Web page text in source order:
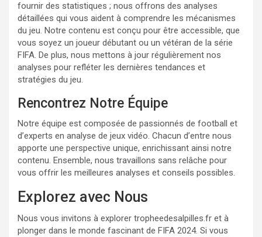
fournir des statistiques ; nous offrons des analyses
détaillées qui vous aident à comprendre les mécanismes
du jeu. Notre contenu est conçu pour être accessible, que
vous soyez un joueur débutant ou un vétéran de la série
FIFA. De plus, nous mettons à jour régulièrement nos
analyses pour refléter les dernières tendances et
stratégies du jeu.
Rencontrez Notre Équipe
Notre équipe est composée de passionnés de football et
d’experts en analyse de jeux vidéo. Chacun d’entre nous
apporte une perspective unique, enrichissant ainsi notre
contenu. Ensemble, nous travaillons sans relâche pour
vous offrir les meilleures analyses et conseils possibles.
Explorez avec Nous
Nous vous invitons à explorer tropheedesalpilles.fr et à
plonger dans le monde fascinant de FIFA 2024. Si vous